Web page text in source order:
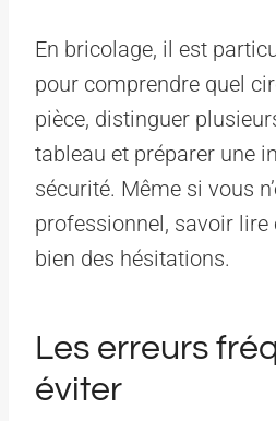
En bricolage, il est
pour comprendre quel
pièce, distinguer
tableau et préparer une
sécurité. Même si vous
professionnel, savoir lire
bien des hésitations.
Les erreurs
éviter